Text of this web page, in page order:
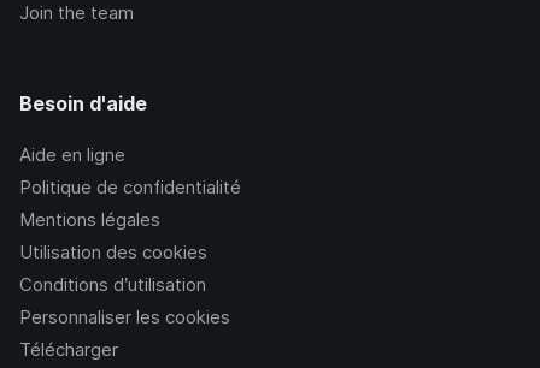
Join the team
Besoin d'aide
Aide en ligne
Politique de confidentialité
Mentions légales
Utilisation des cookies
Conditions d’utilisation
Personnaliser les cookies
Télécharger